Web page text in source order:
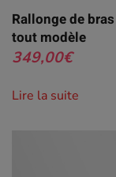
Rallonge de
tout modèle
349,00€
Lire la suite